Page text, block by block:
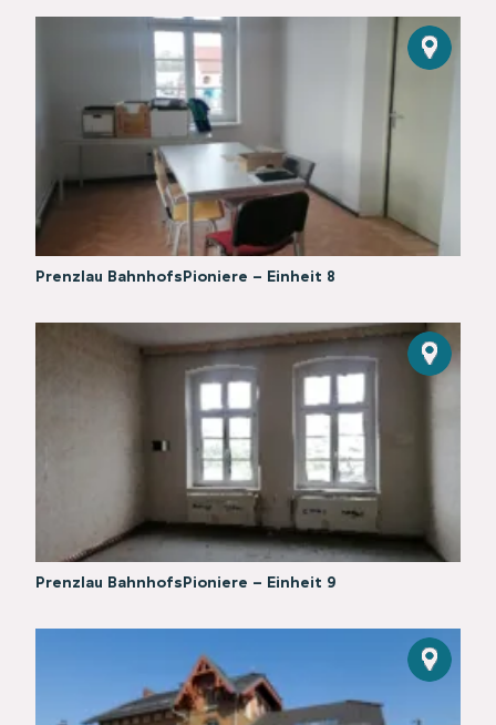
Prenzlau BahnhofsPioniere - Einheit 8
Prenzlau BahnhofsPioniere - Einheit 9